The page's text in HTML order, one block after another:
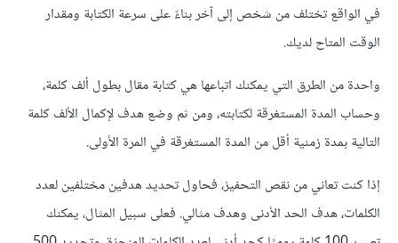
في الواقع تختلف من شخص إلى آخر بناءً على سرعة الكتابة ومقدار
الوقت المتاح لديك.
واحدة من الطرق التي يمكنك اتباعها هي كتابة مقال بطول ألف كلمة،
وحساب المدة المستغرقة لكتابته، ومن ثم وضع هدف لإكمال الألف كلمة
التالية بمدة زمنية أقل من المدة المستغرقة في المرة الأولى.
إذا كنت تعاني من نقص التحفيز، فحاول تحديد هدفين مختلفين لعدد
الكلمات، هدف الحد الأدنى وهدف مثالي. فعلى سبيل المثال، يمكنك